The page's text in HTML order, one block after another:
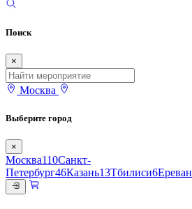
Поиск
×
Москва
Выберите город
×
Москва110Санкт-
Петербург46Казань13Тбилиси6Ереван